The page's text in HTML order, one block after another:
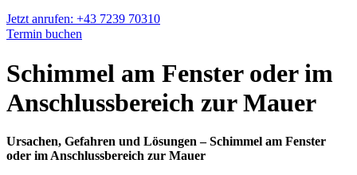
Jetzt anrufen: +43 7239 70310
Termin buchen
Schimmel am Fenster oder im
Anschlussbereich zur Mauer
Ursachen, Gefahren und Lösungen – Schimmel am Fenster
oder im Anschlussbereich zur Mauer